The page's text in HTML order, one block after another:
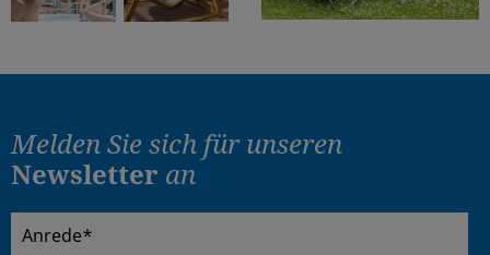
Melden Sie sich fürunseren
Newsletter an